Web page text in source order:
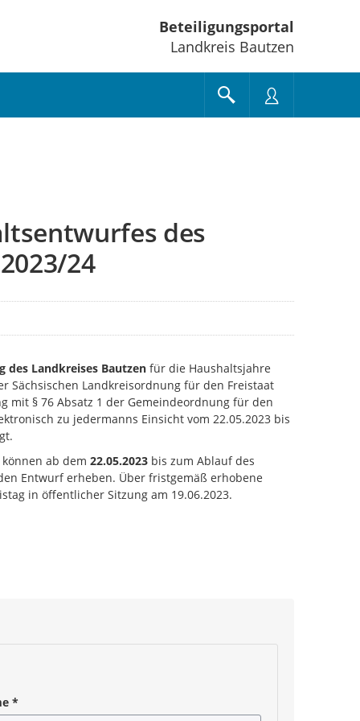
Beteiligungsportal
Landkreis Bautzen
des
24
des Landkreises Bautzen für die Haushaltsjahre
Sächsischen Landkreisordnung für den Freistaat
mit § 76 Absatz 1 der Gemeindeordnung für den
zu jedermanns Einsicht vom 22.05.2023 bis
können ab dem22.05.2023 bis zum Ablauf des
Entwurf erheben. Über fristgemäß erhobene
in öffentlicher Sitzung am 19.06.2023.
*